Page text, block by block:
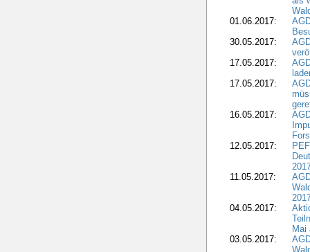
01.06.2017:
30.05.2017:
17.05.2017:
17.05.2017:
16.05.2017:
12.05.2017:
11.05.2017:
04.05.2017:
Mai
03.05.2017: